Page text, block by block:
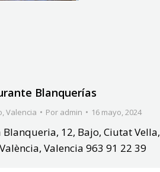
Blanquerías
,Valencia Por admin 16 mayo, 2024
Blanqueria, 12, Bajo, Ciutat Vella,
Valencia 963 91 22 39